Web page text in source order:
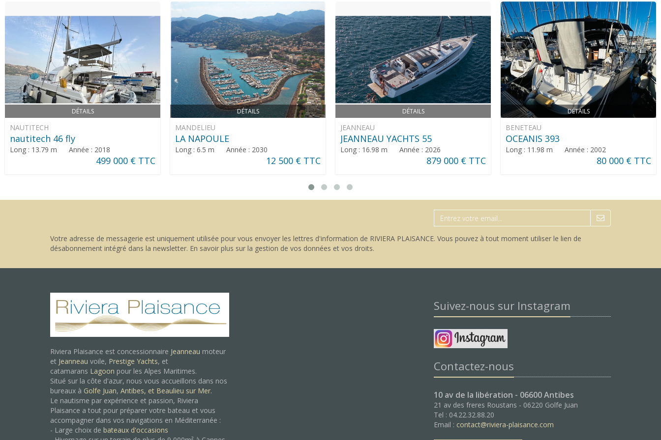
DÉTAILS
NAUTITECH
nautitech 46 fly
Long : 13.79 m Année : 2018
499 000 € TTC
DÉTAILS
MANDELIEU
LA NAPOULE
Long : 6.5 m Année : 2030
12 500 € TTC
DÉTAILS
JEANNEAU
JEANNEAU YACHTS 55
Long : 16.98 m Année : 2026
879 000 € TTC
DÉTAILS
BENETEAU
OCEANIS 393
Long : 11.98 m Année : 2002
80 000 € TTC
Votre adresse de messagerie est uniquement utilisée pour vous envoyer les lettres d'information de RIVIERA PLAISANCE. Vous pouvez à tout moment utiliser le lien de
désabonnement intégré dans la newsletter. En savoir plus sur la gestion de vos données et vos droits.
Riviera Plaisance est concessionnaire Jeanneau moteur
et Jeanneau voile, Prestige Yachts, et
catamarans Lagoon pour les Alpes Maritimes.
Situé sur la côte d'azur, nous vous accueillons dans nos
bureaux à Golfe Juan, Antibes, et Beaulieu sur Mer.
Le nautisme par expérience et passion, Riviera
Plaisance a tout pour préparer votre bateau et vous
accompagner dans vos navigations en Méditerranée :
- Large choix de bateaux d'occasions
Suivez-nous sur Instagram
Contactez-nous
10 av de la libération - 06600 Antibes
21 av des freres Roustans - 06220 Golfe Juan
Tel : 04.22.32.88.20
Email : contact@riviera-plaisance.com